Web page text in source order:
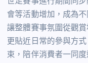
會等活動增加，成為
讓整體賽事氛圍從觀
更貼近日常的參與方式
束，陪伴消費者一同